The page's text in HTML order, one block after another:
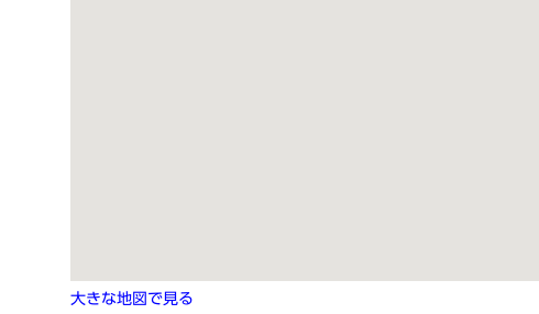
大きな地図で見る